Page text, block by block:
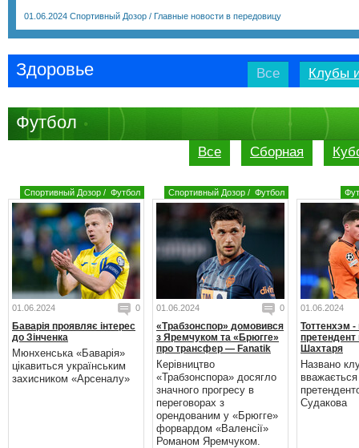
01.06.2024 Спортивный Дозор / Главные новости в передовицу
Здоровье Все Клубы
Футбол
Все Сборная
Спортивный Дозор / Футбол
01.06.2024 0
Баварія проявляє інтерес
до Зінченка
Мюнхенська «Баварія»
цікавиться українським
захисником «Арсеналу»
Спортивный Дозор / Футбол
01.06.2024 0
«Трабзонспор» домовився
з Яремчуком та «Брюгге»
про трансфер — Fanatik
Керівництво
«Трабзонспора» досягло
значного прогресу в
переговорах з
орендованим у «Брюгге»
форвардом «Валенсії»
Романом Яремчуком.
01.06.2024
Тоттенхэм -
претендент
Шахтаря
Названо
Судакова